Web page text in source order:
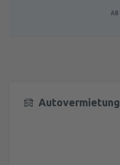
AB
Autovermietung